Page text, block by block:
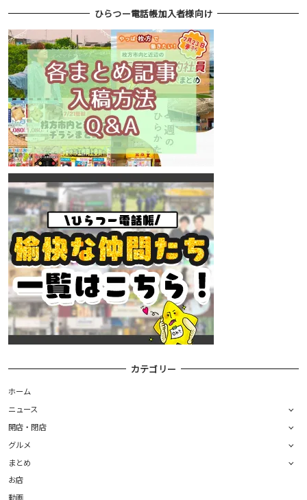
ひらつー電話帳加入者様向け
カテゴリー
ホーム
ニュース
開店・閉店
グルメ
まとめ
お店
動画